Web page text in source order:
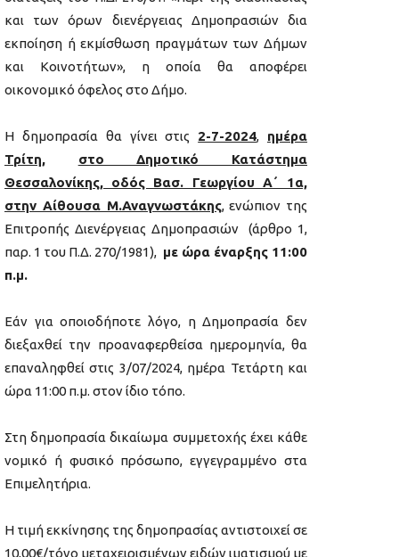
και των όρων διενέργειας Δημοπρασιών δια
εκποίηση ή εκμίσθωση πραγμάτων των Δήμων
και Κοινοτήτων», η οποία θα αποφέρει
οικονομικό όφελος στο Δήμο.
Η δημοπρασία θα γίνει στις 2-7-2024, ημέρα
Τρίτη, στο Δημοτικό Κατάστημα
Θεσσαλονίκης, οδός Βασ. Γεωργίου Α΄ 1α,
στην Αίθουσα Μ.Αναγνωστάκης, ενώπιον της
Επιτροπής Διενέργειας Δημοπρασιών (άρθρο 1,
παρ. 1 του Π.Δ. 270/1981), με ώρα έναρξης 11:00
π.μ.
Εάν για οποιοδήποτε λόγο, η Δημοπρασία δεν
διεξαχθεί την προαναφερθείσα ημερομηνία, θα
επαναληφθεί στις 3/07/2024, ημέρα Τετάρτη και
ώρα 11:00 π.μ. στον ίδιο τόπο.
Στη δημοπρασία δικαίωμα συμμετοχής έχει κάθε
νομικό ή φυσικό πρόσωπο, εγγεγραμμένο στα
Επιμελητήρια.
Η τιμή εκκίνησης της δημοπρασίας αντιστοιχεί σε
10,00€/τόνο μεταχειρισμένων ειδών ιματισμού με